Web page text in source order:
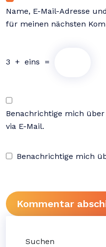
Name, E-Mail-Adresse
für meinen nächsten
3 + eins =
Benachrichtige mich
via E-Mail.
Benachrichtige mich
Suchen